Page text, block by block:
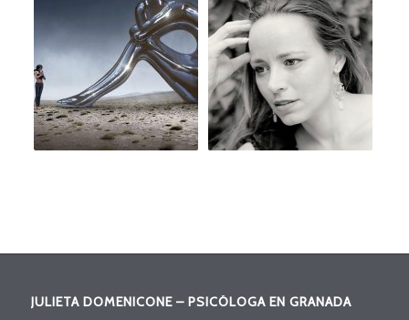
JULIETA DOMENICONE – PSICÓLOGA EN GRANADA